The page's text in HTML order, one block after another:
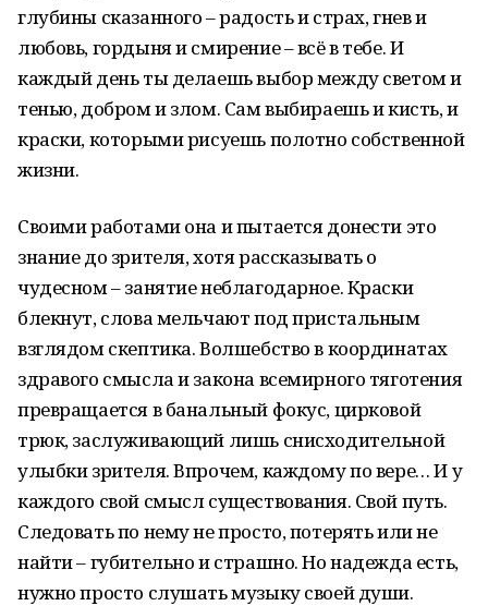
глубины сказанного – радость и страх, гнев и
любовь, гордыня и смирение – всё в тебе. И
каждый день ты делаешь выбор между светом и
тенью, добром и злом. Сам выбираешь и кисть, и
краски, которыми рисуешь полотно собственной
жизни.
Своими работами она и пытается донести это
знание до зрителя, хотя рассказывать о
чудесном – занятие неблагодарное. Краски
блекнут, слова мельчают под пристальным
взглядом скептика. Волшебство в координатах
здравого смысла и закона всемирного тяготения
превращается в банальный фокус, цирковой
трюк, заслуживающий лишь снисходительной
улыбки зрителя. Впрочем, каждому по вере… И у
каждого свой смысл существования. Свой путь.
Следовать по нему не просто, потерять или не
найти – губительно и страшно. Но надежда есть,
нужно просто слушать музыку своей души.